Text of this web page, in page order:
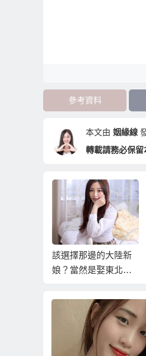
參考資料
本文由 姻緣線
轉載請務必保留
該選擇那邊的大陸新
娘？當然是娶東北新
好的選擇！